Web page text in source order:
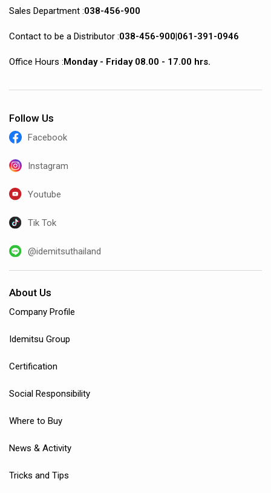
Sales Department :038-456-900
Contact to be a Distributor :038-456-900|061-391-0946
Office Hours :Monday - Friday 08.00 - 17.00 hrs.
Follow Us
Facebook
Instagram
Youtube
Tik Tok
@idemitsuthailand
About Us
Company Profile
Idemitsu Group
Certification
Social Responsibility
Where to Buy
News & Activity
Tricks and Tips